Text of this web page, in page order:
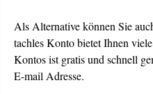
Als Alternative können Sie
tachles Konto bietet Ihnen
Kontos ist gratis und schnell
E-mail Adresse.